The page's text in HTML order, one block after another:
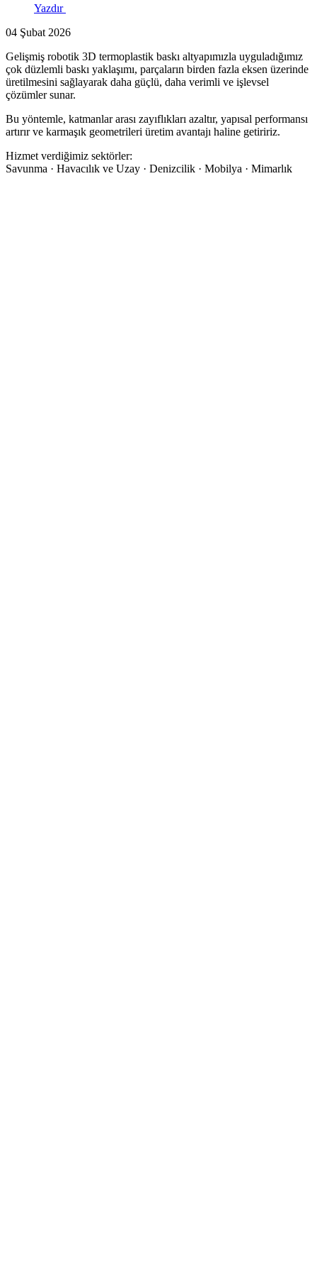
Yazdır
04 Şubat 2026
Gelişmiş robotik 3D termoplastik baskı altyapımızla uyguladığımız
çok düzlemli baskı yaklaşımı, parçaların birden fazla eksen üzerinde
üretilmesini sağlayarak daha güçlü, daha verimli ve işlevsel
çözümler sunar.
Bu yöntemle, katmanlar arası zayıflıkları azaltır, yapısal performansı
artırır ve karmaşık geometrileri üretim avantajı haline getiririz.
Hizmet verdiğimiz sektörler:
Savunma · Havacılık ve Uzay · Denizcilik · Mobilya · Mimarlık